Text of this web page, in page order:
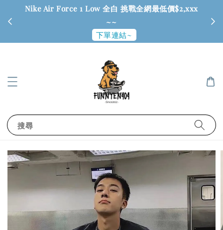
Nike Air Force 1 Low 全白 挑戰全網最低價$2,xxx
~~
下單連結~
搜尋